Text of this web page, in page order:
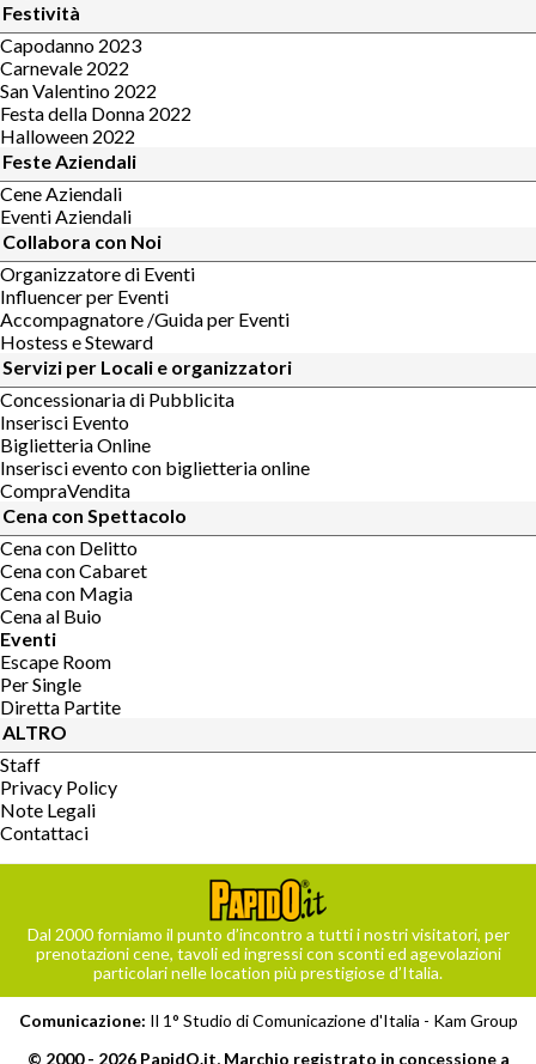
Festività
Capodanno 2023
Carnevale 2022
San Valentino 2022
Festa della Donna 2022
Halloween 2022
Feste Aziendali
Cene Aziendali
Eventi Aziendali
Collabora con Noi
Organizzatore di Eventi
Influencer per Eventi
Accompagnatore /Guida per Eventi
Hostess e Steward
Servizi per Locali e organizzatori
Concessionaria di Pubblicita
Inserisci Evento
Biglietteria Online
Inserisci evento con biglietteria online
CompraVendita
Cena con Spettacolo
Cena con Delitto
Cena con Cabaret
Cena con Magia
Cena al Buio
Eventi
Escape Room
Per Single
Diretta Partite
ALTRO
Staff
Privacy Policy
Note Legali
Contattaci
Dal 2000 forniamo il punto d’incontro a tutti i nostri visitatori, per
prenotazioni cene, tavoli ed ingressi con sconti ed agevolazioni
particolari nelle location più prestigiose d’Italia.
Comunicazione: Il 1° Studio di Comunicazione d'Italia - Kam Group
© 2000 - 2026 PapidO.it, Marchio registrato in concessione a